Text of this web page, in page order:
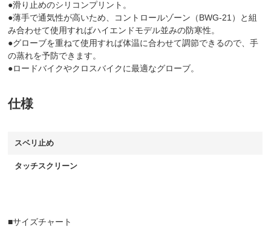
●滑り止めのシリコンプリント。
●薄手で通気性が高いため、コントロールゾーン（BWG-21）と組
み合わせて使用すればハイエンドモデル並みの防寒性。
●グローブを重ねて使用すれば体温に合わせて調節できるので、手
の蒸れを予防できます。
●ロードバイクやクロスバイクに最適なグローブ。
仕様
スベリ止め
タッチスクリーン
■サイズチャート